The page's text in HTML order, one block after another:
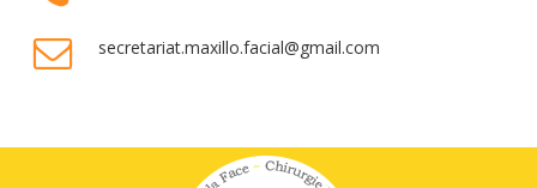
secretariat.maxillo.facial@gmail.com